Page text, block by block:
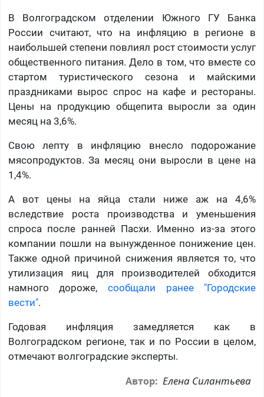
В Волгоградском отделении Южного ГУ Банка
России считают, что на инфляцию в регионе в
наибольшей степени повлиял рост стоимости услуг
общественного питания. Дело в том, что вместе со
стартом туристического сезона и майскими
праздниками вырос спрос на кафе и рестораны.
Цены на продукцию общепита выросли за один
месяц на 3,6%.
Свою лепту в инфляцию внесло подорожание
мясопродуктов. За месяц они выросли в цене на
1,4%.
А вот цены на яйца стали ниже аж на 4,6%
вследствие роста производства и уменьшения
спроса после ранней Пасхи. Именно из-за этого
компании пошли на вынужденное понижение цен.
Также одной причиной снижения является то, что
утилизация яиц для производителей обходится
намного дороже, сообщали ранее "Городские
вести".
Годовая инфляция замедляется как в
Волгоградском регионе, так и по России в целом,
отмечают волгоградские эксперты.
Автор: Елена Силантьева